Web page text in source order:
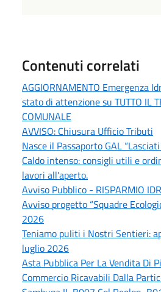
Contenuti correlati
AGGIORNAMENTO Emergenza
stato di attenzione su TUTTO IL
COMUNALE
AVVISO: Chiusura Ufficio Tributi
Nasce il Passaporto GAL
Caldo intenso: consigli utili e
lavori all'aperto.
Avviso Pubblico - RISPARMIO
Avviso progetto “Squadre
2026
Teniamo puliti i Nostri Sentieri:
luglio 2026
Asta Pubblica Per La Vendita Di
Commercio Ricavabili Dalla